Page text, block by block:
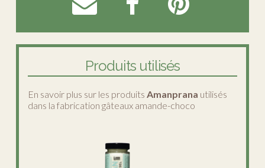
Produits utilisés
En savoir plus sur les produits Amanprana utilisés
dans la fabrication gâteaux amande-choco